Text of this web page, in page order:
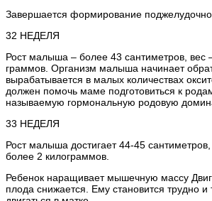
Завершается формирование
32 НЕДЕЛЯ
Рост малыша – более 43 сантиметров, вес
граммов. Организм малыша начинает
вырабатывается в малых количествах
должен помочь маме подготовиться к
называемую гормональную родовую
33 НЕДЕЛЯ
Рост малыша достигает 44-45 сантиметров,
более 2 килограммов.
Ребенок наращивает мышечную массу
плода снижается. Ему становится трудно и